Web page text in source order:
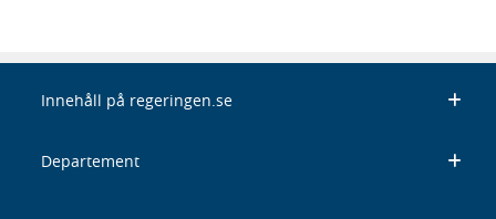
Innehåll på regeringen.se
Departement